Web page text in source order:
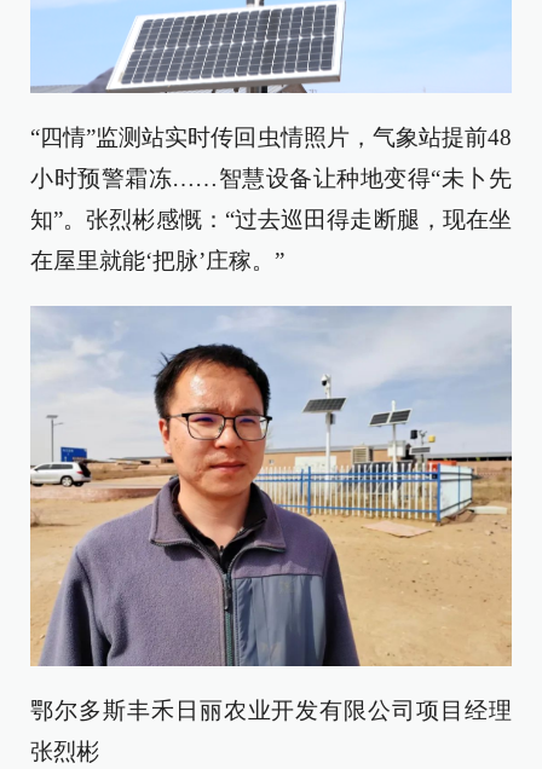
“四情”监测站实时传回虫情照片，气象站提前48
小时预警霜冻……智慧设备让种地变得“未卜先
知”。张烈彬感慨：“过去巡田得走断腿，现在坐
在屋里就能‘把脉’庄稼。”
鄂尔多斯丰禾日丽农业开发有限公司项目经理
张烈彬